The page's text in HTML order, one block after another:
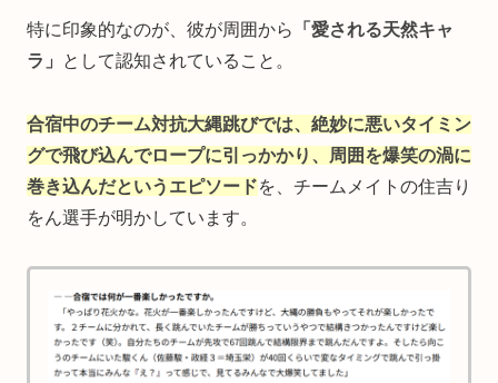
特に印象的なのが、彼が周囲から
「愛される天然キャ
ラ」
として認知されていること。
合宿中のチーム対抗大縄跳びでは、絶妙に悪いタイミン
グで飛び込んでロープに引っかかり、周囲を爆笑の渦に
巻き込んだというエピソードを、チームメイトの住吉り
をん選手が明かしています。